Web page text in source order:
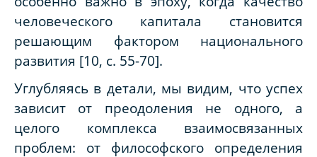
человеческого капитала становится
решающим фактором национального
развития [10, с. 55-70].
Углубляясь в детали, мы видим, что успех
зависит от преодоления не одного, а
целого комплекса взаимосвязанных
проблем: от философского определения